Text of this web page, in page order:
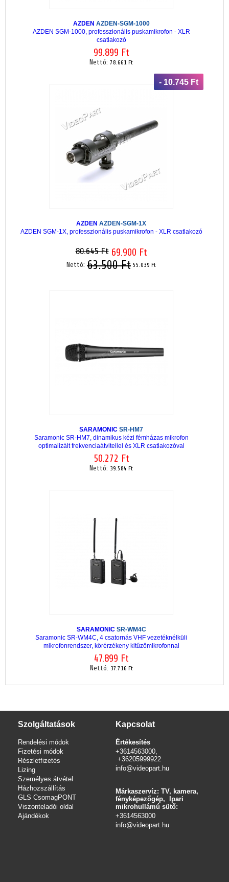
AZDEN AZDEN-SGM-1000
AZDEN SGM-1000, professzionális puskamikrofon - XLR
csatlakozó
99.899 Ft
Nettó: 78.661 Ft
- 10.745 Ft
AZDEN AZDEN-SGM-1X
AZDEN SGM-1X, professzionális puskamikrofon - XLR csatlakozó
80.645 Ft 69.900 Ft
Nettó: 63.500 Ft 55.039 Ft
SARAMONIC SR-HM7
Saramonic SR-HM7, dinamikus kézi fémházas mikrofon
optimalizált frekvenciaátvitellel és XLR csatlakozóval
50.272 Ft
Nettó: 39.584 Ft
SARAMONIC SR-WM4C
Saramonic SR-WM4C, 4 csatornás VHF vezetéknélküli
mikrofonrendszer, körérzékeny kitűzőmikrofonnal
47.899 Ft
Nettó: 37.716 Ft
Szolgáltatások
Rendelési módok
Fizetési módok
Részletfizetés
Lizing
Személyes átvétel
Házhozszállítás
GLS CsomagPONT
Viszonteladói oldal
Ajándékok
Kapcsolat
Értékesítés
+3614563000,
+36205999922
info@videopart.hu
Márkaszervíz: TV, kamera,
fényképezőgép, Ipari
mikrohullámú sütő:
+3614563000
info@videopart.hu